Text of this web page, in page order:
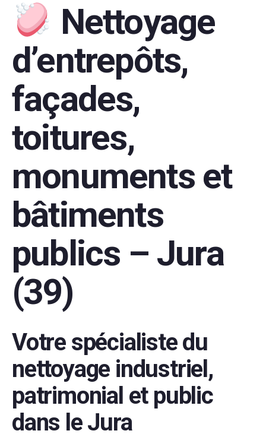
Nettoyage
d’entrepôts,
façades,
toitures,
monuments et
bâtiments
publics – Jura
(39)
Votre spécialiste du
nettoyage industriel,
patrimonial et public
dans le Jura